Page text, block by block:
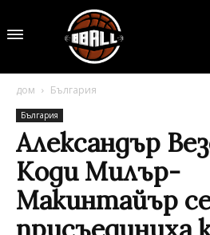
дом България
България
Александър
Коди Милър-
Макинтайър